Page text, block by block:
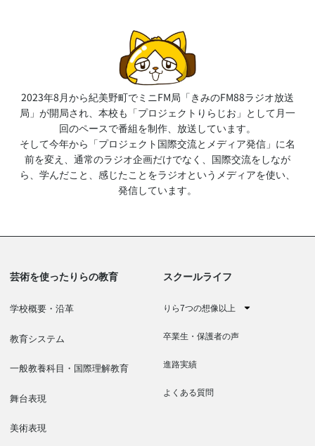
2023年8月から紀美野町でミニFM局「きみのFM88ラジオ放送
局」が開局され、本校も「プロジェクトりらじお」として月一
回のペースで番組を制作、放送しています。
そして今年から「プロジェクト国際交流とメディア発信」に名
前を変え、通常のラジオ企画だけでなく、国際交流をしなが
ら、学んだこと、感じたことをラジオというメディアを使い、
発信しています。
芸術を使ったりらの教育
学校概要・沿革
教育システム
一般教養科目・国際理解教育
舞台表現
美術表現
スクールライフ
りら7つの想像以上
卒業生・保護者の声
進路実績
よくある質問